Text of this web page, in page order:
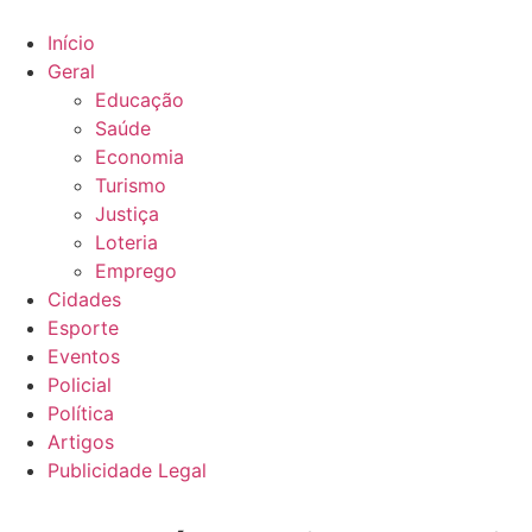
para
conteúdo
Início
Geral
Educação
Saúde
Economia
Turismo
Justiça
Loteria
Emprego
Cidades
Esporte
Eventos
Policial
Política
Artigos
Publicidade Legal